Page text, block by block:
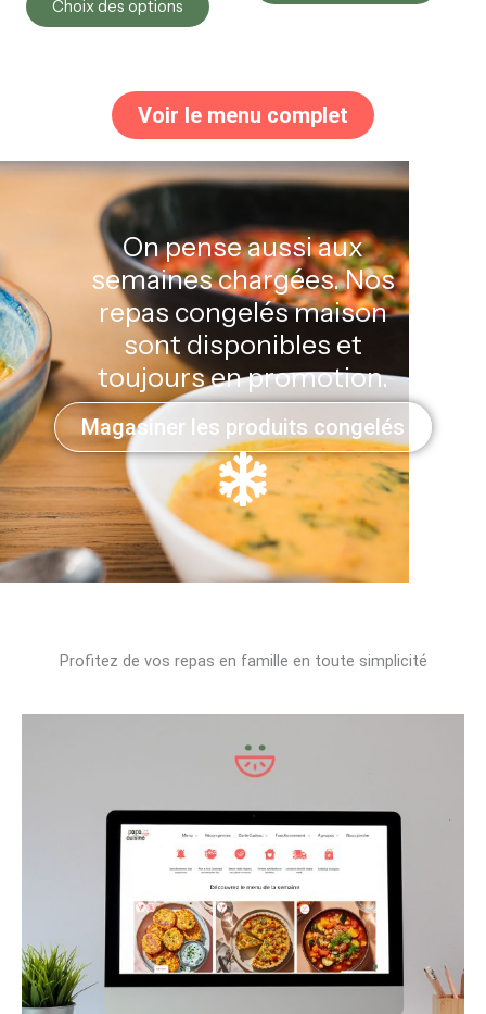
Choix des options
Voir le menu complet
On pense aussi aux
semaines chargées. Nos
repas congelés maison
sont disponibles et
toujours en promotion.
Magasiner les produits congelés
Profitez de vos repas en famille en toute simplicité